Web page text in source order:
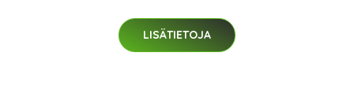
LISÄTIETOJA